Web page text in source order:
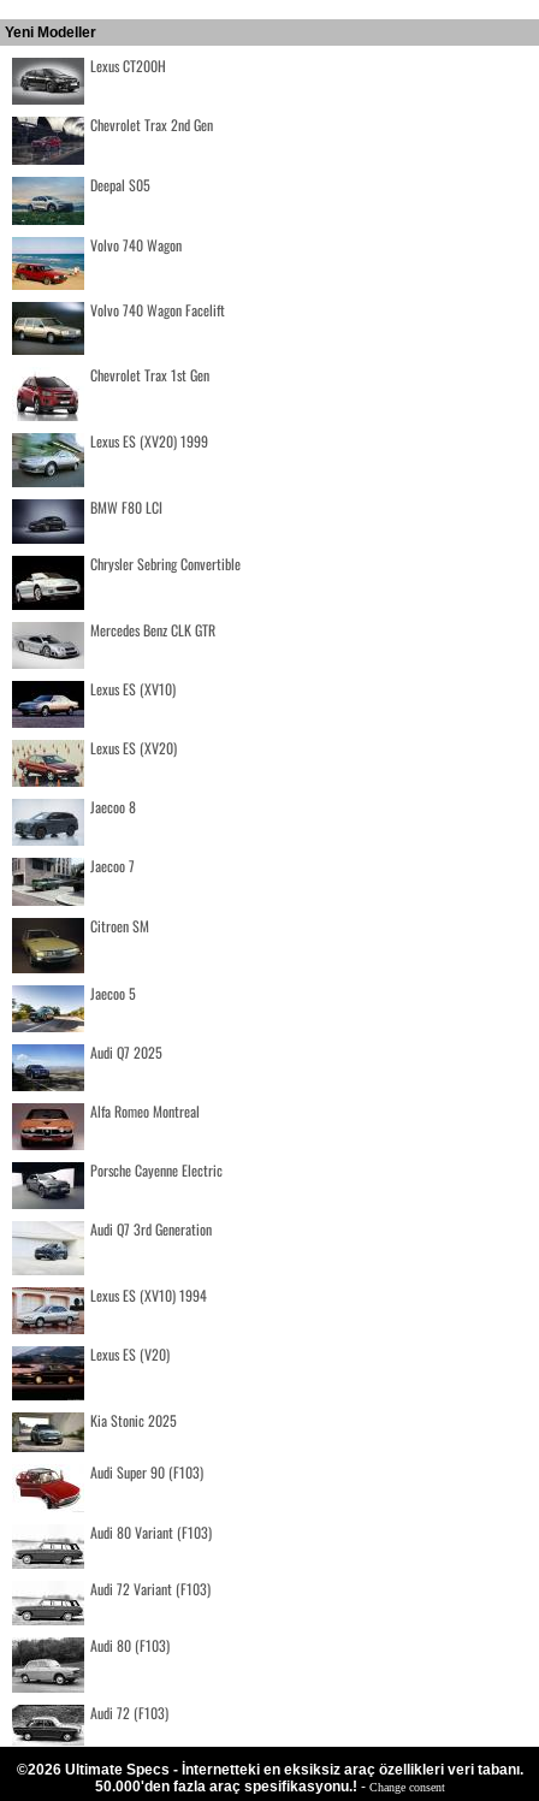
Yeni Modeller
Lexus CT200H
Chevrolet Trax 2nd Gen
Deepal S05
Volvo 740 Wagon
Volvo 740 Wagon Facelift
Chevrolet Trax 1st Gen
Lexus ES (XV20) 1999
BMW F80 LCI
Chrysler Sebring Convertible
Mercedes Benz CLK GTR
Lexus ES (XV10)
Lexus ES (XV20)
Jaecoo 8
Jaecoo 7
Citroen SM
Jaecoo 5
Audi Q7 2025
Alfa Romeo Montreal
Porsche Cayenne Electric
Audi Q7 3rd Generation
Lexus ES (XV10) 1994
Lexus ES (V20)
Kia Stonic 2025
Audi Super 90 (F103)
Audi 80 Variant (F103)
Audi 72 Variant (F103)
Audi 80 (F103)
Audi 72 (F103)
©2026 Ultimate Specs - İnternetteki en eksiksiz araç özellikleri veri tabanı.
50.000'den fazla araç spesifikasyonu.! - Change consent